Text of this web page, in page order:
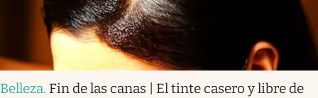
Belleza. Fin de las canas | El tinte casero y libre de